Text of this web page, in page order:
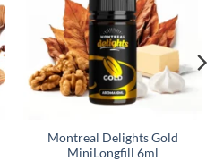
Montreal Delights Gold
MiniLongfill 6ml